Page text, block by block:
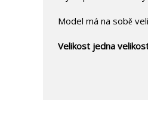
Model má na sobě
Velikost jedna